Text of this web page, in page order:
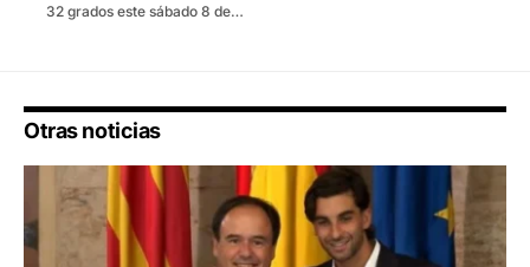
32 grados este sábado 8 de…
Otras noticias